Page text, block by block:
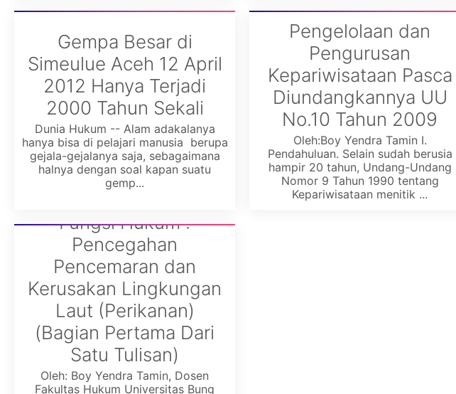
Gempa Besar di
Simeulue Aceh 12 April
2012 Hanya Terjadi
2000 Tahun Sekali
Dunia Hukum -- Alam adakalanya
hanya bisa di pelajari manusia berupa
gejala-gejalanya saja, sebagaimana
halnya dengan soal kapan suatu
gemp...
Pengelolaan dan
Pengurusan
Kepariwisataan Pasca
Diundangkannya UU
No.10 Tahun 2009
Oleh:Boy Yendra Tamin I.
Pendahuluan. Selain sudah berusia
hampir 20 tahun, Undang-Undang
Nomor 9 Tahun 1990 tentang
Kepariwisataan menitik ...
Fungsi Hukum :
Pencegahan
Pencemaran dan
Kerusakan Lingkungan
Laut (Perikanan)
(Bagian Pertama Dari
Satu Tulisan)
Oleh: Boy Yendra Tamin, Dosen
Fakultas Hukum Universitas Bung